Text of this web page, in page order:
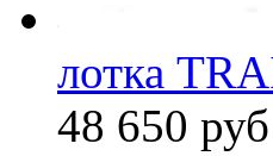
лотка
48 650 руб